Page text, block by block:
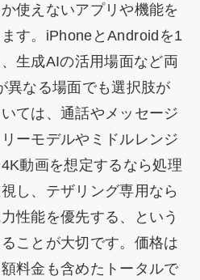
使えないアプリや機能を
す。iPhoneとAndroidを1
生成AIの活用場面など両
異なる場面でも選択肢が
ては、通話やメッセージ
ーモデルやミドルレンジ
動画を想定するなら処理
し、テザリング専用なら
性能を優先する、という
ことが大切です。価格は
料金も含めたトータルで